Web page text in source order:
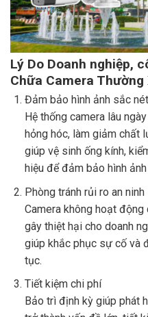
Lý Do Doanh nghiệp,
Chữa Camera Thường
Đảm bảo hình ảnh sắc
Hệ thống camera lâu
hỏng hóc, làm giảm chất
giúp vệ sinh ống kính,
hiệu để đảm bảo hình
Phòng tránh rủi ro an ninh
Camera không hoạt động
gây thiệt hại cho doanh
giúp khắc phục sự cố và
tục.
Tiết kiệm chi phí
Bảo trì định kỳ giúp phát